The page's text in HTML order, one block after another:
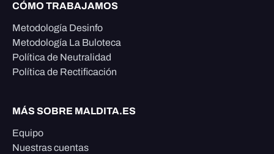
CÓMO TRABAJAMOS
Metodología Desinfo
Metodología La Buloteca
Política de Neutralidad
Política de Rectificación
MÁS SOBRE MALDITA.ES
Equipo
Nuestras cuentas